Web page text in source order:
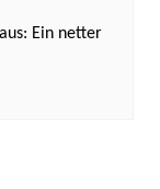
Ein netter